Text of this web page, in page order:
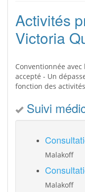
Activités
Victoria
Conventionnée
accepté - Un
fonction des
Suivi
Malakoff
Malakoff